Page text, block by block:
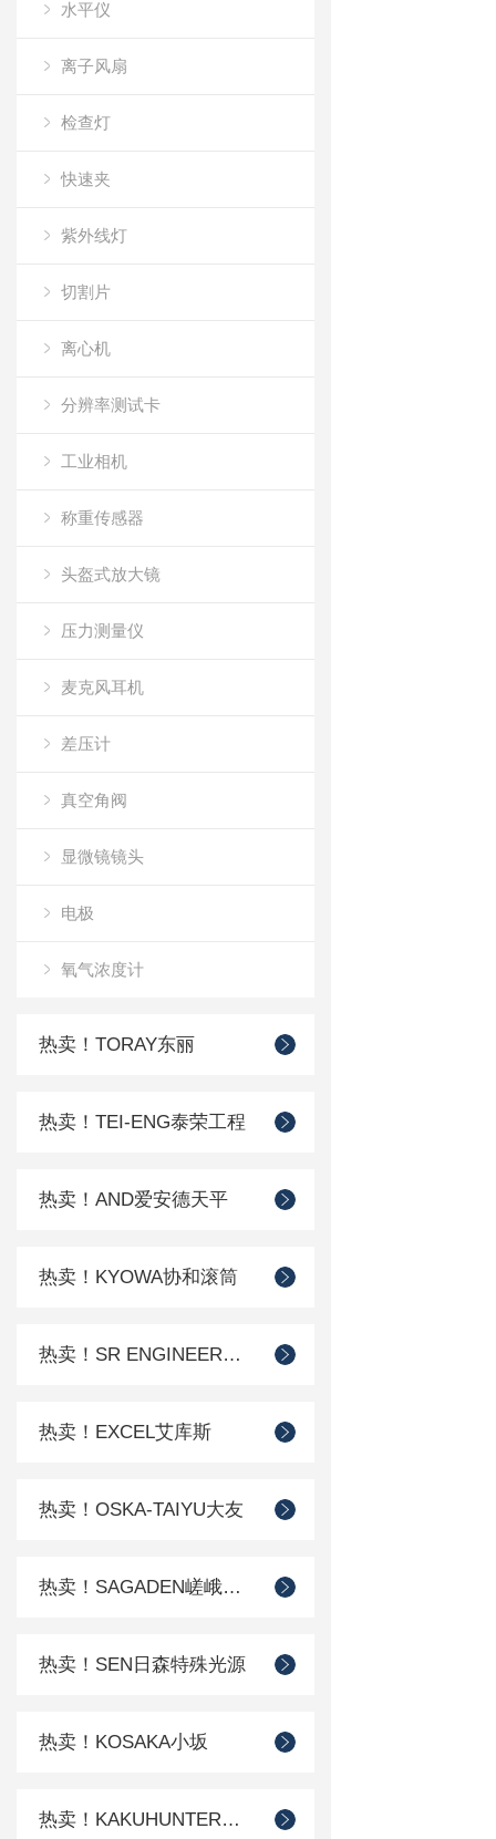
水平仪
离子风扇
检查灯
快速夹
紫外线灯
切割片
离心机
分辨率测试卡
工业相机
称重传感器
头盔式放大镜
压力测量仪
麦克风耳机
差压计
真空角阀
显微镜镜头
电极
氧气浓度计
热卖！TORAY东丽
热卖！TEI-ENG泰荣工程
热卖！AND爱安德天平
热卖！KYOWA协和滚筒
热卖！SR ENGINEER工程
热卖！EXCEL艾库斯
热卖！OSKA-TAIYU大友
热卖！SAGADEN嵯峨电机
热卖！SEN日森特殊光源
热卖！KOSAKA小坂
热卖！KAKUHUNTER写真化学